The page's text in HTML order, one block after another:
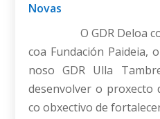
Novas
O GDR Deloa
coa Fundación Paideia,
noso GDR Ulla
desenvolver o proxecto
co obxectivo de